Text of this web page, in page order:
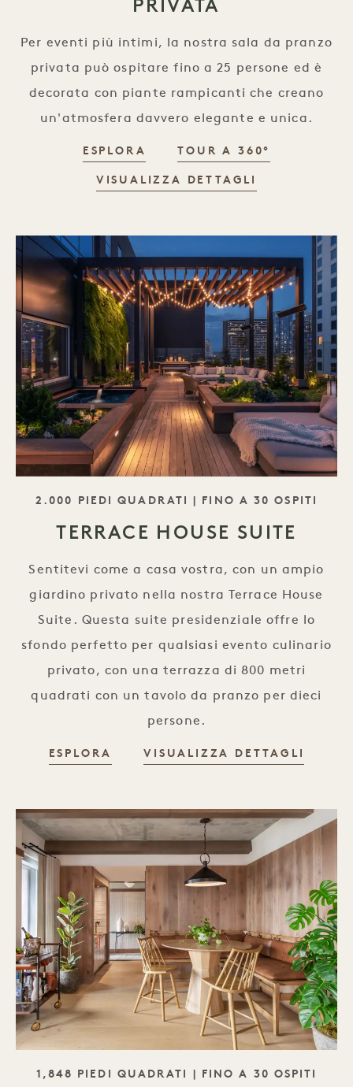
PRIVATA
Per eventi più intimi, la nostra sala da pranzo
privata può ospitare fino a 25 persone ed è
decorata con piante rampicanti che creano
un'atmosfera davvero elegante e unica.
ESPLORA TOUR A 360°
VISUALIZZA DETTAGLI
TAGLINE
2.000 PIEDI QUADRATI | FINO A 30 OSPITI
TERRACE HOUSE SUITE
Sentitevi come a casa vostra, con un ampio
giardino privato nella nostra Terrace House
Suite. Questa suite presidenziale offre lo
sfondo perfetto per qualsiasi evento culinario
privato, con una terrazza di 800 metri
quadrati con un tavolo da pranzo per dieci
persone.
ESPLORA VISUALIZZA DETTAGLI
SLOGAN
1,848 PIEDI QUADRATI | FINO A 30 OSPITI